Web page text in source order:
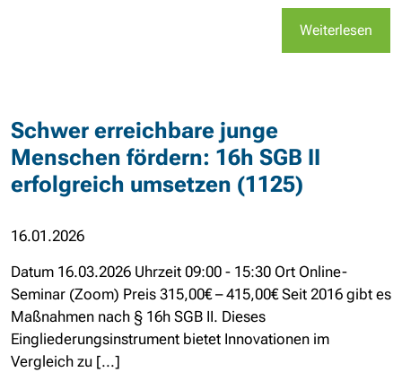
Weiterlesen
Schwer erreichbare junge
Menschen fördern: 16h SGB II
erfolgreich umsetzen (1125)
16.01.2026
Datum 16.03.2026 Uhrzeit 09:00 - 15:30 Ort Online-
Seminar (Zoom) Preis 315,00€ – 415,00€ Seit 2016 gibt es
Maßnahmen nach § 16h SGB II. Dieses
Eingliederungsinstrument bietet Innovationen im
Vergleich zu [...]